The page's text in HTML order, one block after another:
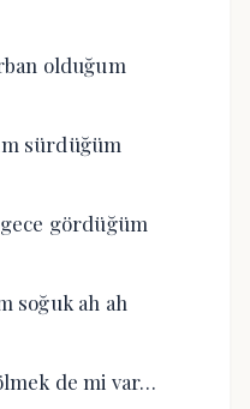
olduğum
sürdüğüm
gördüğüm
soğuk ah ah
de mi var…